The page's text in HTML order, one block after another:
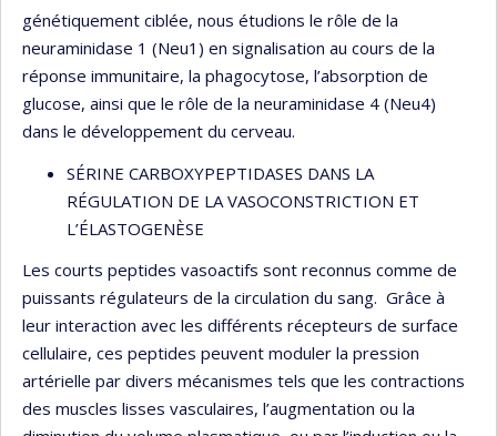
génétiquement ciblée, nous étudions le rôle de la
neuraminidase 1 (Neu1) en signalisation au cours de la
réponse immunitaire, la phagocytose, l’absorption de
glucose, ainsi que le rôle de la neuraminidase 4 (Neu4)
dans le développement du cerveau.
SÉRINE CARBOXYPEPTIDASES DANS LA
RÉGULATION DE LA VASOCONSTRICTION ET
L’ÉLASTOGENÈSE
Les courts peptides vasoactifs sont reconnus comme de
puissants régulateurs de la circulation du sang. Grâce à
leur interaction avec les différents récepteurs de surface
cellulaire, ces peptides peuvent moduler la pression
artérielle par divers mécanismes tels que les contractions
des muscles lisses vasculaires, l’augmentation ou la